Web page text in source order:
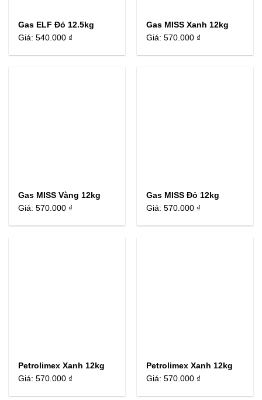
Gas ELF Đỏ 12.5kg
Giá:540.000 ₫
Gas MISS Xanh 12kg
Giá:570.000 ₫
Gas MISS Vàng 12kg
Giá:570.000 ₫
Gas MISS Đỏ 12kg
Giá:570.000 ₫
Petrolimex Xanh 12kg
Giá:570.000 ₫
Petrolimex Xanh 12kg
Giá:570.000 ₫